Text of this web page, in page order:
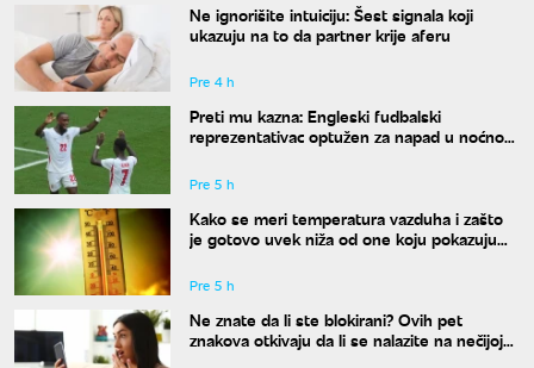
Ne ignorišite intuiciju: Šest signala koji
ukazuju na to da partner krije aferu
Pre 4 h
Preti mu kazna: Engleski fudbalski
reprezentativac optužen za napad u noćnom
Pre 5 h
Kako se meri temperatura vazduha i zašto
je gotovo uvek niža od one koju pokazuju
Pre 5 h
Ne znate da li ste blokirani? Ovih pet
znakova otkivaju da li se nalazite na nečijoj